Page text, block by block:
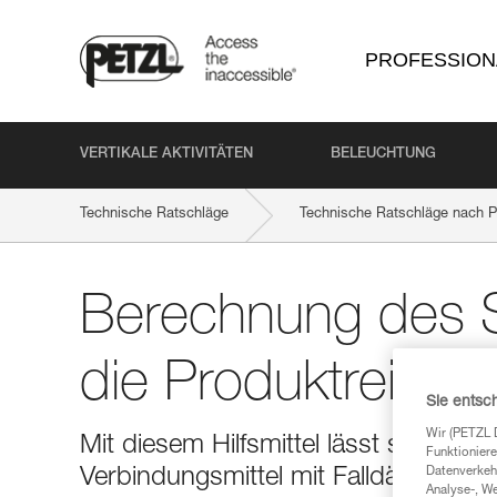
VERTIKALE AKTIVITÄTEN BELEUCHTUNG
Technische Ratschläge Technische Ratschläge nach
Berechnung des
die Produktreihe
Mit diesem Hilfsmittel lässt sich der
Verbindungsmittel mit Falldämpfer
Sie
Wir (PETZL
Analyse-,